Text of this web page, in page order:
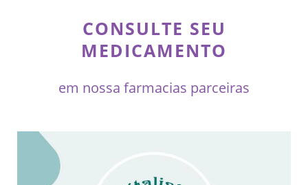
CONSULTE SEU
MEDICAMENTO
em nossa farmacias parceiras